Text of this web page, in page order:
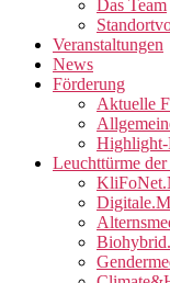
Das Team
Veranstaltungen
News
Förderung
Aktuelle
Highlight-
Leuchttürme